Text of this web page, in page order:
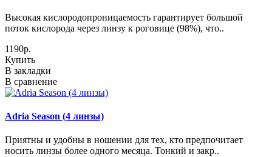
Высокая кислородопроницаемость гарантирует большой
поток кислорода через линзу к роговице (98%), что..
1190р.
Купить
В закладки
В сравнение
Adria Season (4 линзы)
Приятны и удобны в ношении для тех, кто предпочитает
носить линзы более одного месяца. Тонкий и закр..